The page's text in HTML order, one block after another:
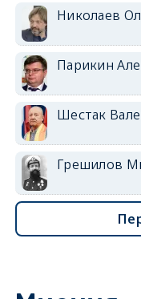
Николаев
Парикин
Шестак
Грешилов